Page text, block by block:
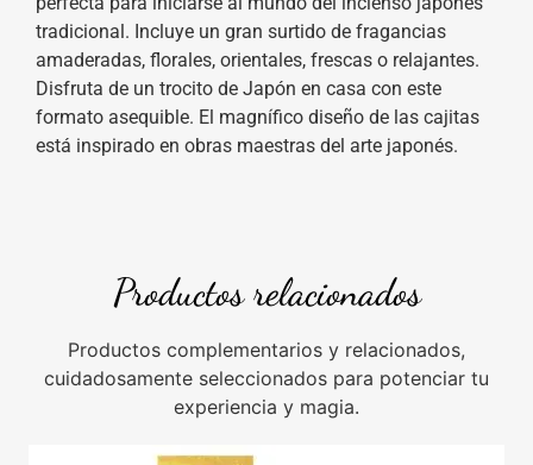
tradicional. Incluye un gran surtido de fragancias
amaderadas, florales, orientales, frescas o relajantes.
Disfruta de un trocito de Japón en casa con este
formato asequible. El magnífico diseño de las cajitas
está inspirado en obras maestras del arte japonés.
Productos relacionados
Productos complementarios y relacionados,
cuidadosamente seleccionados para potenciar tu
experiencia y magia.